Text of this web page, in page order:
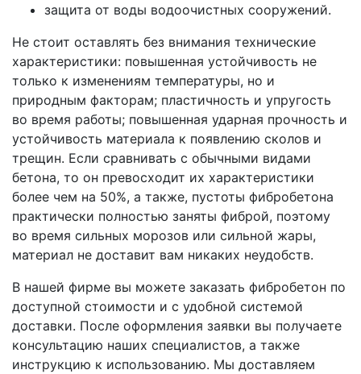
защита от воды водоочистных сооружений.
Не стоит оставлять без внимания технические
характеристики: повышенная устойчивость не
только к изменениям температуры, но и
природным факторам; пластичность и упругость
во время работы; повышенная ударная прочность и
устойчивость материала к появлению сколов и
трещин. Если сравнивать с обычными видами
бетона, то он превосходит их характеристики
более чем на 50%, а также, пустоты фибробетона
практически полностью заняты фиброй, поэтому
во время сильных морозов или сильной жары,
материал не доставит вам никаких неудобств.
В нашей фирме вы можете заказать фибробетон по
доступной стоимости и с удобной системой
доставки. После оформления заявки вы получаете
консультацию наших специалистов, а также
инструкцию к использованию. Мы доставляем